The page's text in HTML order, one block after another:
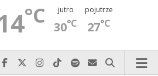
°C jutro
30°C
pojutrze
27°C
Najlepiej po prostu do nas zadzwoń
Odwiedź nas na Facebook-u
Odwiedź nas na X
Odwiedź nas na Instagram-ie
Odwiedź nas na TikTok-u
Szukaj nas na Spotify
Wyślij do nas
Szukaj